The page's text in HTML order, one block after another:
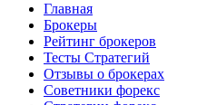
Главная
Брокеры
Рейтинг брокеров
Тесты Стратегий
Отзывы о брокерах
Советники форекс